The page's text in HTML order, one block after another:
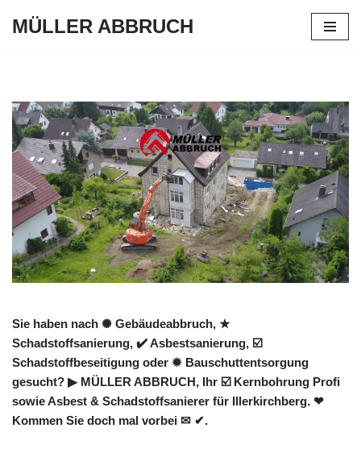
MÜLLER ABBRUCH
Sie haben nach ✺ Gebäudeabbruch, ★
Schadstoffsanierung, ✔️ Asbestsanierung, ☑️
Schadstoffbeseitigung oder ✹ Bauschuttentsorgung
gesucht? ▶︎ MÜLLER ABBRUCH, Ihr ☑️ Kernbohrung Profi
sowie Asbest & Schadstoffsanierer für Illerkirchberg. ❤
Kommen Sie doch mal vorbei ✉ ✔.